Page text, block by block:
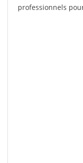
professionnels